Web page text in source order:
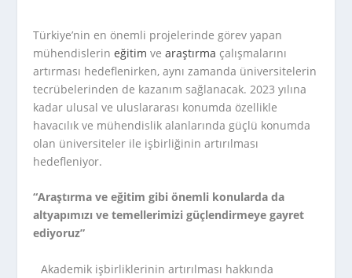
Türkiye’nin en önemli projelerinde görev yapan
mühendislerineğitim vearaştırma çalışmalarını
artırması hedeflenirken, aynı zamanda üniversitelerin
tecrübelerinden de kazanım sağlanacak. 2023 yılına
kadar ulusal ve uluslararası konumda özellikle
havacılık ve mühendislik alanlarında güçlü konumda
olan üniversiteler ile işbirliğinin artırılması
hedefleniyor.
“Araştırma ve eğitim gibi önemli konularda da
altyapımızı ve temellerimizi güçlendirmeye gayret
ediyoruz”
Akademik işbirliklerinin artırılması hakkında